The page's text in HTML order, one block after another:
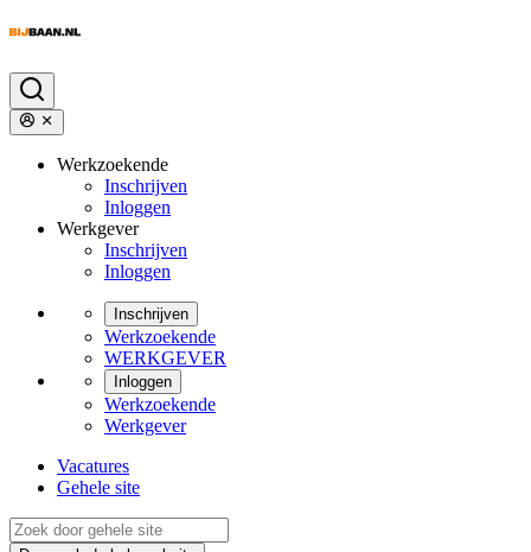
Werkzoekende
Inschrijven
Inloggen
Werkgever
Inschrijven
Inloggen
Inschrijven
Werkzoekende
WERKGEVER
Inloggen
Werkzoekende
Werkgever
Vacatures
Gehele site